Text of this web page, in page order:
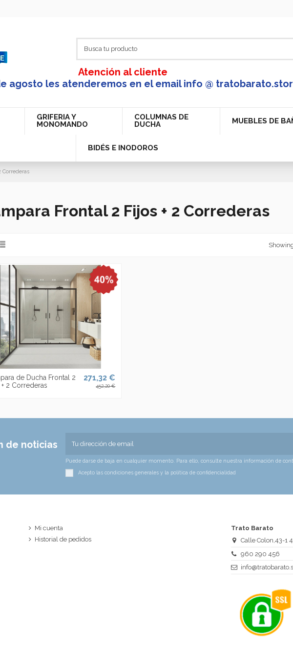
Atención al cliente
agosto les atenderemos en el email info @
GRIFERIA Y
MONOMANDO
COLUMNAS DE
DUCHA
MUEBLES DE
BIDÉS E INODOROS
Correderas
Frontal 2 Fijos + 2 Correderas
de Ducha Frontal 2
+ 2 Correderas
271,32 €
452,20 €
de noticias
Puede darse de baja en cualquier momento. Para ello, consulte nuestra información de
Acepto las condiciones generales y la política de confidencialidad
Mi cuenta
Historial de pedidos
Trato Barato
Calle Colon,43-1
960 290 456